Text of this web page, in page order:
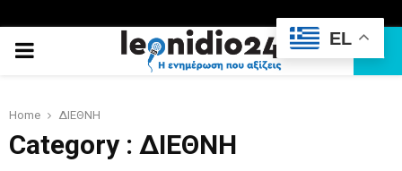
PRIMARY
Home ΔΙΕΘΝΗ
Category : ΔΙΕΘΝΗ
EL